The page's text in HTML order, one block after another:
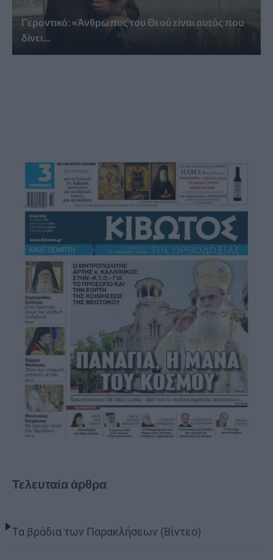
Γεροντικό: «Άνθρωπος του Θεού είναι αυτός που
δίνει...
Τελευταία άρθρα
Τα βράδια των Παρακλήσεων (Βίντεο)